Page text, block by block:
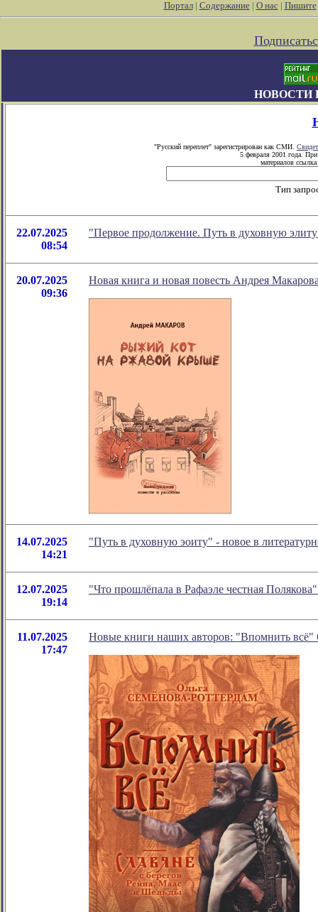
Портал| Содержание| О нас| Пишите
НОВОСТИ
"Русский переплет" зарегистрирован как СМИ.
5 февраля 2001 года.
материалов
Тип
22.07.2025
08:54
"Первое продолжение. Путь в духовную
20.07.2025
09:36
Новая книга и новая повесть Андрея
14.07.2025
14:21
"Путь в духовную эоиту" - новое в
12.07.2025
19:14
"Что прошлёпала в Рафаэле честная
11.07.2025
17:47
Новые книги наших авторов: "Впомнить всё"